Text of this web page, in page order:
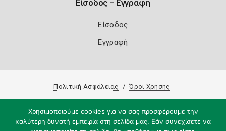
Είσοδος – Εγγραφή
Είσοδος
Εγγραφή
Πολιτική Ασφάλειας Όροι Χρήσης
Χρησιμοποιούμε cookies για να σας προσφέρουμε την
καλύτερη δυνατή εμπειρία στη σελίδα μας. Εάν συνεχίσετε να